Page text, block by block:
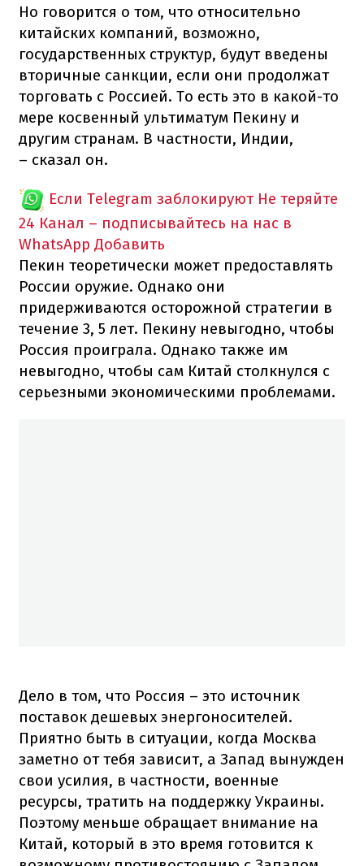
Но говорится о том, что относительно
китайских компаний, возможно,
государственных структур, будут введены
вторичные санкции, если они продолжат
торговать с Россией. То есть это в какой-то
мере косвенный ультиматум Пекину и
другим странам. В частности, Индии,
– сказал он.
Если Telegram заблокируют Не теряйте
24 Канал – подписывайтесь на нас в
WhatsApp Добавить
Пекин теоретически может предоставлять
России оружие. Однако они
придерживаются осторожной стратегии в
течение 3, 5 лет. Пекину невыгодно, чтобы
Россия проиграла. Однако также им
невыгодно, чтобы сам Китай столкнулся с
серьезными экономическими проблемами.
Дело в том, что Россия – это источник
поставок дешевых энергоносителей.
Приятно быть в ситуации, когда Москва
заметно от тебя зависит, а Запад вынужден
свои усилия, в частности, военные
ресурсы, тратить на поддержку Украины.
Поэтому меньше обращает внимание на
Китай, который в это время готовится к